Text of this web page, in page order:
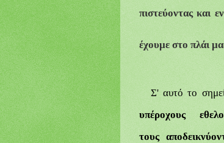
πιστεύοντας και
έχουμε στο πλάι
Σ' αυτό το
υπέροχους
τους